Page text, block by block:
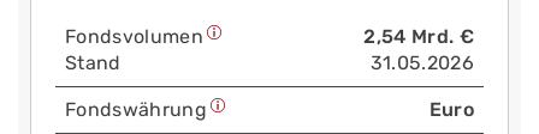
Fonds­volumen
Stand
2,54 Mrd. €
31.05.2026
Fonds­währung Euro